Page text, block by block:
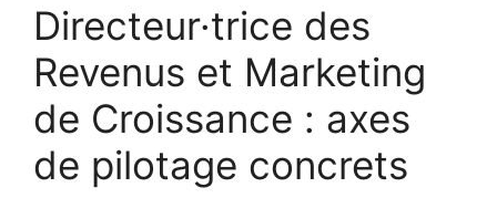
Directeur·trice des
Revenus et Marketing
de Croissance : axes
de pilotage concrets